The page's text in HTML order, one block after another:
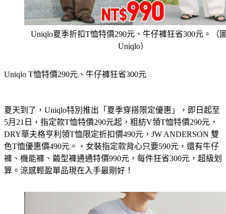
Uniqlo夏季折扣T恤特價290元、牛仔褲狂省300元。（
Uniqlo）
Uniqlo T恤特價290元、牛仔褲狂省300元
夏天到了，Uniqlo特別推出「夏季穿搭限定優惠」，即日起至
5月21日，指定款T恤特價290元起，粗紡V領T恤特價290元，
DRY華夫格亨利領T恤限定折扣價490元，JW ANDERSON 雙
色T恤優惠價490元。，女裝指定款背心只要590元，還有牛仔
褲、機能褲、​繭型褲通通特價990元，每件狂省300元，超級划
算。涼感輕盈單品現在入手最剛好！​